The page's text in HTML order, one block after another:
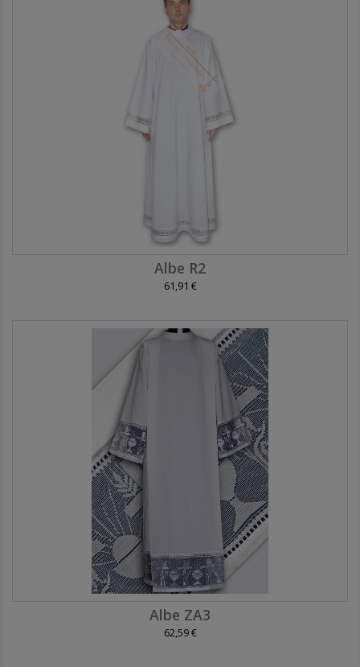
Albe R2
61,91 €
Albe ZA3
62,59 €